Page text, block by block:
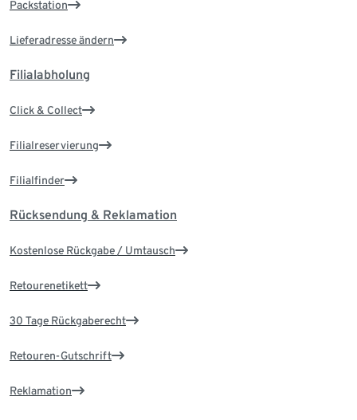
Packstation
Lieferadresse ändern
Filialabholung
Click & Collect
Filialreservierung
Filialfinder
Rücksendung & Reklamation
Kostenlose Rückgabe / Umtausch
Retourenetikett
30 Tage Rückgaberecht
Retouren-Gutschrift
Reklamation